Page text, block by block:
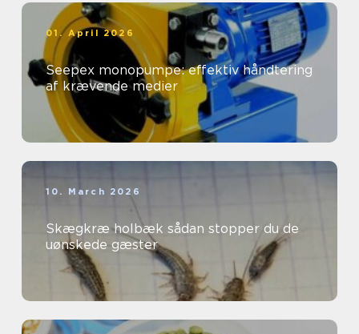
01. April 2026
Seepex monopumpe: effektiv håndtering
af krævende medier
10. March 2026
Skægkræ holbæk sådan stopper du de
uønskede gæster